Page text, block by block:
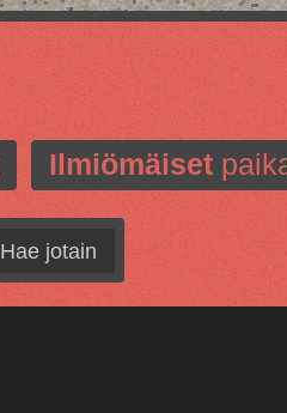
Ilmiömäiset
Hae jotain